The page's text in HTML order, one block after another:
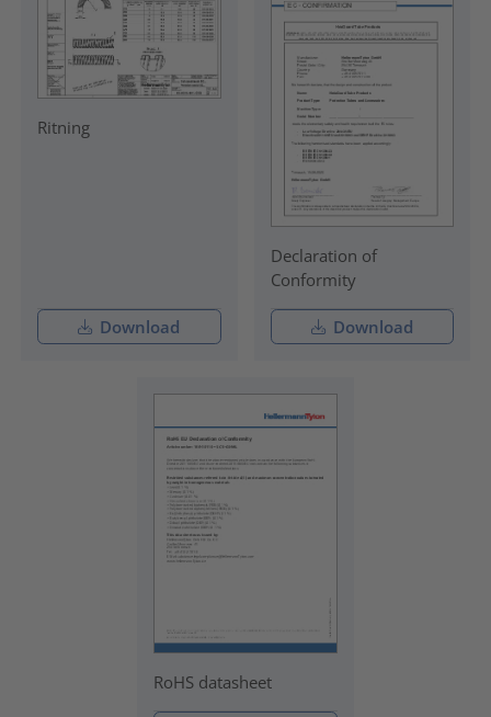
Ritning
Download
Declaration of
Conformity
Download
RoHS datasheet